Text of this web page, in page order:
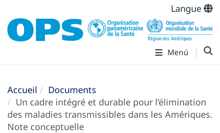
Langue
Menú
Accueil
Documents
Un cadre intégré et durable pour l’élimination
des maladies transmissibles dans les Amériques.
Note conceptuelle